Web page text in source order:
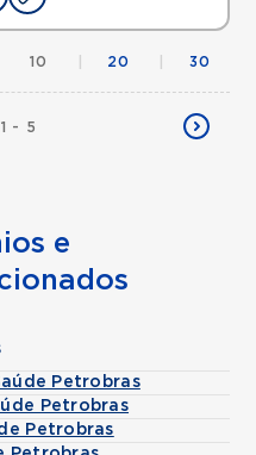
- 5
10 20 30
e
Petrobras
Petrobras
Petrobras